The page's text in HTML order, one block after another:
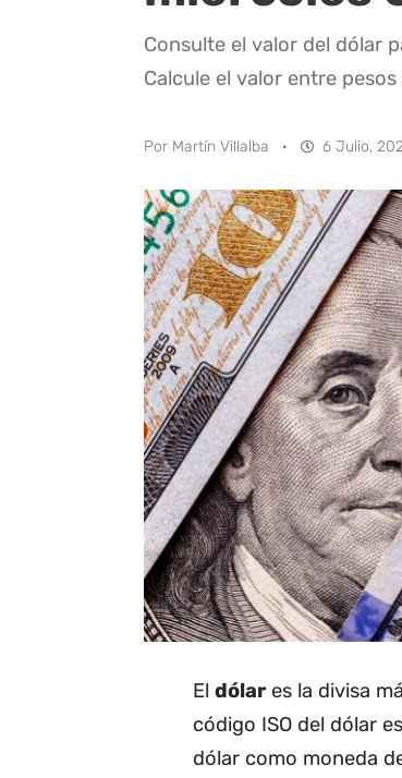
Consulte el valor del dólar
Calcule el valor entre pesos
Por Martín Villalba · 6 Julio,
El dólares la divisa
código ISO del dólar
dólar como moneda